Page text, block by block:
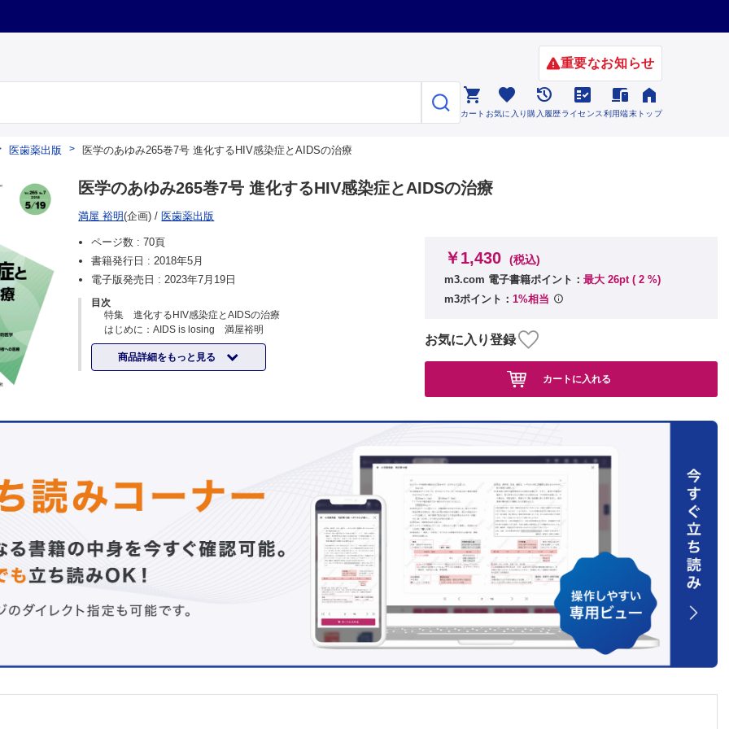
重要なお知らせ

カート

お気に入り

購入履歴

ライセンス

利用端末

トップ
医歯薬出版 医学のあゆみ265巻7号 進化するHIV感染症とAIDSの治療
医学のあゆみ265巻7号 進化するHIV感染症とAIDSの治療
満屋 裕明(企画) / 医歯薬出版
ページ数 :70頁
書籍発行日 :2018年5月
電子版発売日 :2023年7月19日
目次
特集 進化するHIV感染症とAIDSの治療
はじめに：AIDS is losing 満屋裕明
HIV感染症およびAIDSの病理と治療の原則 鍬田伸好・満屋裕明
侵入阻害薬・融合阻害薬 前田賢次
逆転写酵素阻害薬 白阪琢磨
医療情報と予防医学 藤田伸輔
【NEW】移行期医療－成人に達する/達した患者への医療
五十嵐 隆
免疫学 血球貪食のメカニズム 石止貴将・華山力成
腎臓内科学 便秘と慢性腎臓病（CKD） 住田圭一
細菌学・ウイルス学 肺MAC症原因菌Mycobacterium aviumのゲ
Choosing Wiselyキャンペーンとは(5) Polypharmacy序論：オー
ストラリアNPS MedicineWiseの取組みとCW 山本美智子
商品詳細をもっと見る
￥1,430 (税込)
m3.com 電子書籍ポイント： 最大 26pt ( 2 %)
m3ポイント： 1%相当
お気に入り登録
カートに入れる